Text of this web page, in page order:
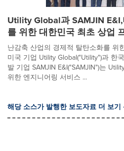
Utility Global과 SAMJIN
를 위한 대한민국 최초 상업
난감축 산업의 경제적 탈탄소화를 위
미국 기업 Utility Global("Utility")과 한
발 기업 SAMJIN E&I("SAMJIN")는
위한 엔지니어링 서비스 ...
해당 소스가 발행한 보도자료 더 보기